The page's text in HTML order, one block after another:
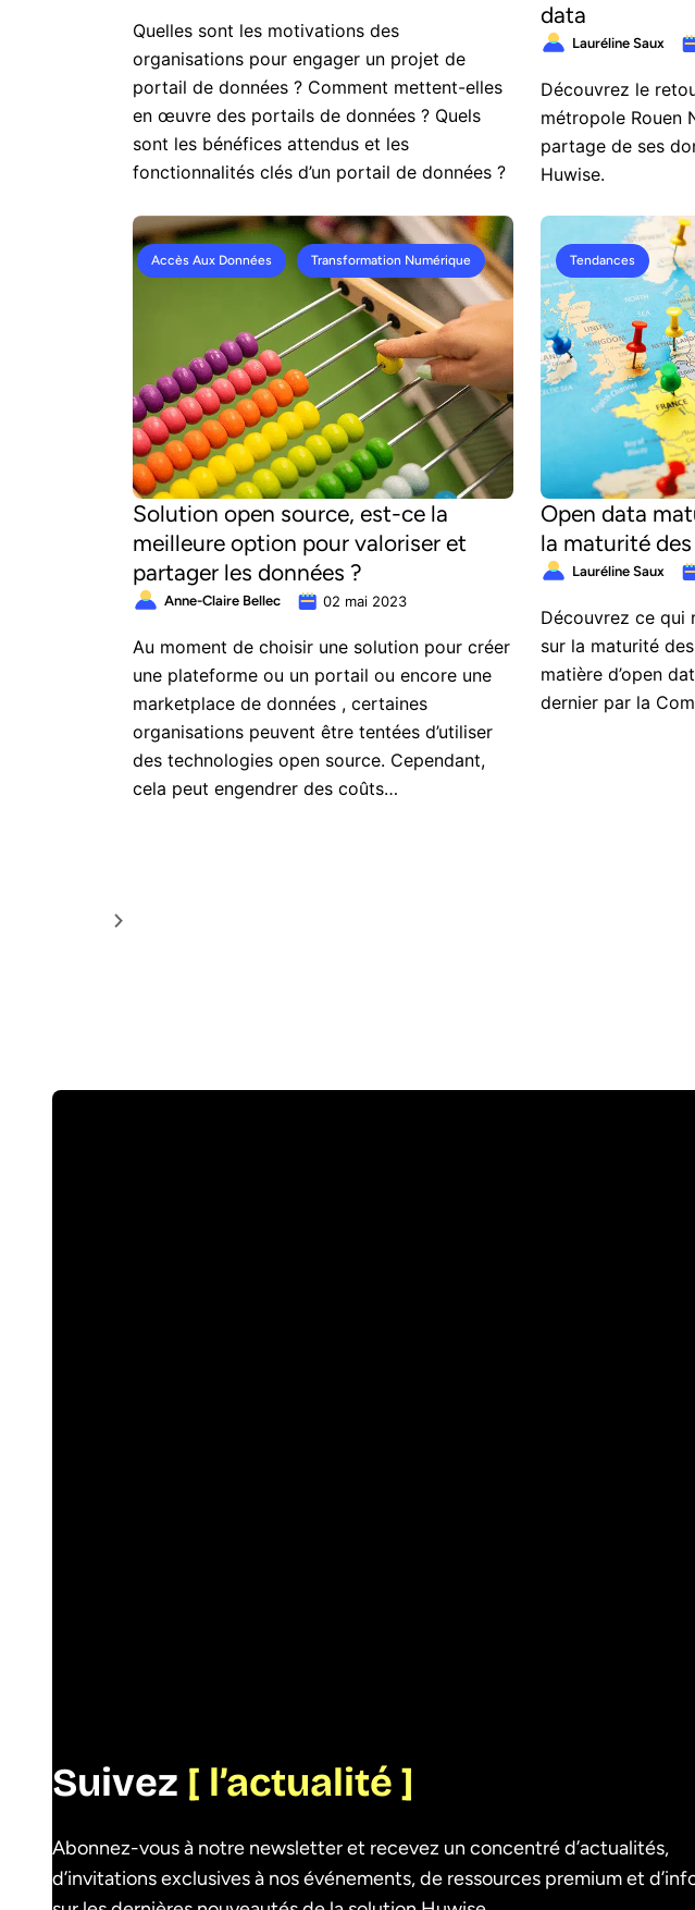
Quelles sont les motivations des
organisations pour engager un projet de
portail de données ? Comment mettent-elles
en œuvre des portails de données ? Quels
sont les bénéfices attendus et les
fonctionnalités clés d’un portail de données ?
data
Lauréline Saux
Découvrez le
métropole Rouen
partage de ses
Huwise.
Accès Aux Données Transformation Numérique
Solution open source, est-ce la
meilleure option pour valoriser et
partager les données ?
Anne-Claire Bellec 02 mai 2023
Au moment de choisir une solution pour créer
une plateforme ou un portail ou encore une
marketplace de données , certaines
organisations peuvent être tentées d’utiliser
des technologies open source. Cependant,
cela peut engendrer des coûts
Tendances
Open data
la maturité
Lauréline Saux
Découvrez ce
sur la maturité
matière d’open
dernier par la
Suivez [ l’actualité ]
Abonnez-vous à notre newsletter et recevez un concentré d’actualités,
d’invitations exclusives à nos événements, de ressources premium et